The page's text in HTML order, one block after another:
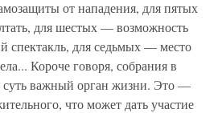
от нападения, для пятых
для шестых — возможность
спектакль, для седьмых — место
Короче говоря, собрания в
важный орган жизни. Это —
что может дать участие